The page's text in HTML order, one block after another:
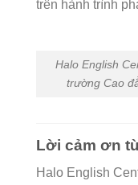
trên hành trình
Halo English
trường Cao
Lời cảm ơn
Halo English